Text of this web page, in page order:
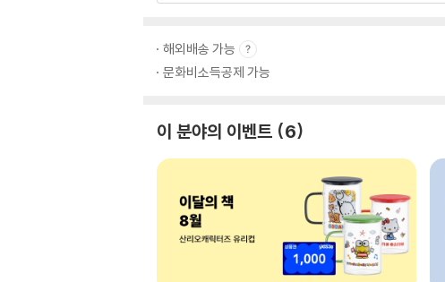
해외배송 가능
문화비소득공제 가능
이 분야의 이벤트 6